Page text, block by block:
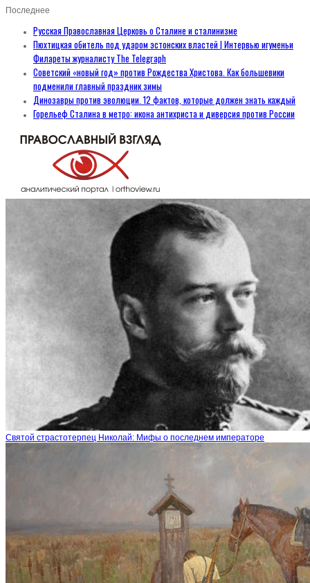
Последнее
Русская Православная Церковь о Сталине и сталинизме
Пюхтицкая обитель под ударом эстонских властей | Интервью игуменьи
Филареты журналисту The Telegraph
Советский «новый год» против Рождества Христова. Как большевики
подменили главный праздник зимы
Динозавры против эволюции. 12 фактов, которые должен знать каждый
Горельеф Сталина в метро: икона антихриста и диверсия против России
Святой страстотерпец Николай: Мифы о последнем императоре